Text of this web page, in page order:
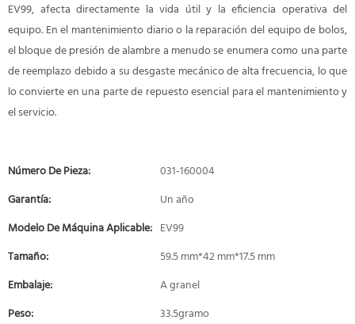
EV99, afecta directamente la vida útil y la eficiencia operativa del
equipo. En el mantenimiento diario o la reparación del equipo de bolos,
el bloque de presión de alambre a menudo se enumera como una parte
de reemplazo debido a su desgaste mecánico de alta frecuencia, lo que
lo convierte en una parte de repuesto esencial para el mantenimiento y
el servicio.
Número De Pieza:
031-160004
Garantía:
Un año
Modelo De Máquina Aplicable: EV99
Tamaño:
59.5 mm*42 mm*17.5 mm
Embalaje:
A granel
Peso:
33.5gramo